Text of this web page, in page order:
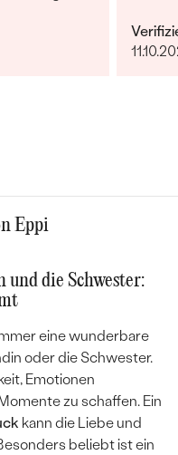
Eppi
die Schwester:
eine wunderbare
oder die Schwester.
Emotionen
zu schaffen. Ein
kann die Liebe und
beliebt ist ein